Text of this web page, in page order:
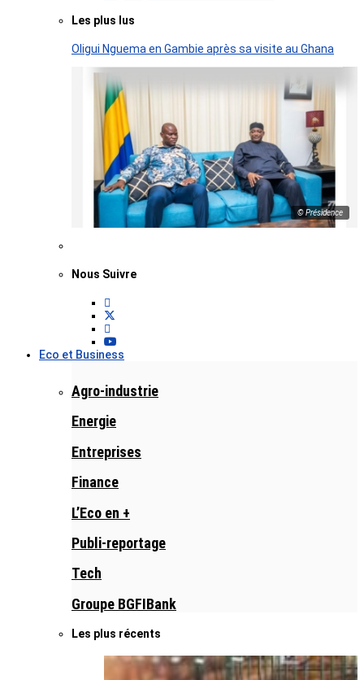
Les plus lus
Oligui Nguema en Gambie après sa visite au Ghana
© Présidence
Nous Suivre
Eco et Business
Agro-industrie
Energie
Entreprises
Finance
L’Eco en +
Publi-reportage
Tech
Groupe BGFIBank
Les plus récents